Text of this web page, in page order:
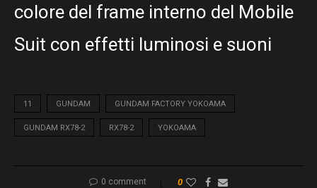
colore del frame interno del Mobile
Suit con effetti luminosi e suoni
11 GUNDAM GUNDAM FACTORY YOKOAMA
GUNDAM RX78-2 RX78-2 YOKOAMA
0 comment 0